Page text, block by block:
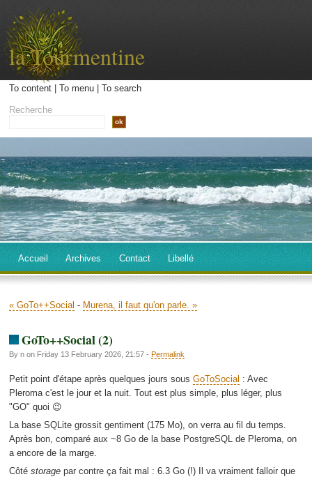
la Tourmentine
To content| To menu| To search
Recherche
Accueil Archives Contact Libellé
« GoTo++Social - Murena, il faut qu'on parle. »
GoTo++Social (2)
By n on Friday 13 February 2026, 21:57 - Permalink
Petit point d'étape après quelques jours sous GoToSocial : Avec
Pleroma c'est le jour et la nuit. Tout est plus simple, plus léger, plus
"GO" quoi 😉
La base SQLite grossit gentiment (175 Mo), on verra au fil du temps.
Après bon, comparé aux ~8 Go de la base PostgreSQL de Pleroma, on
a encore de la marge.
Côté storagepar contre ça fait mal : 6.3 Go (!) Il va vraiment falloir que